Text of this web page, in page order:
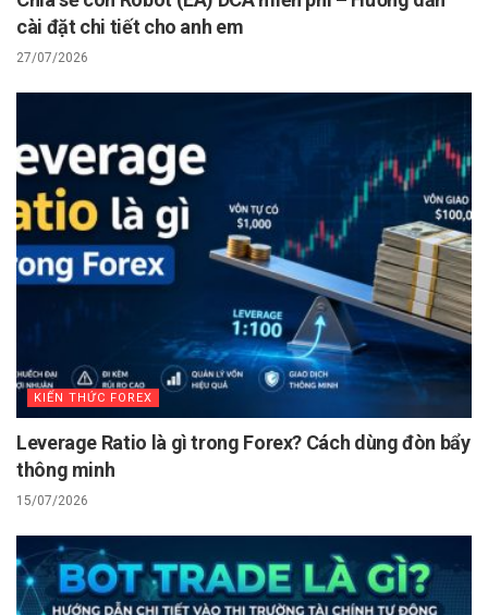
KIẾN THỨC FOREX
Leverage Ratio là gì trong Forex? Cách dùng đòn bẩy
15/07/2026